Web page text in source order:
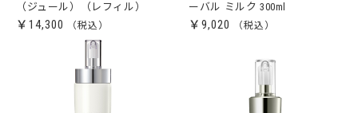
（ジュール）（レフィル）
￥14,300
ーバル ミルク 300ml
￥9,020